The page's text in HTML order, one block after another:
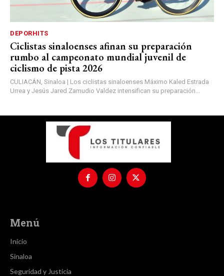
DEPORHITS
Ciclistas sinaloenses afinan su preparación
rumbo al campeonato mundial juvenil de
ciclismo de pista 2026
CULIACÁN, Sinaloa | Los ciclistas sinaloenses Máximo Kaled Estrada
Urrea y Jesús Jared Zamudio Valdez intensifican su preparación...
Menú
Inicio
Sinaloa
Seguridad y Justicia